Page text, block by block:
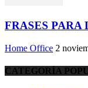
FRASES PARA
Home Office 2
CATEGORÍA